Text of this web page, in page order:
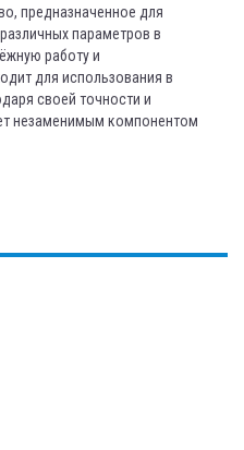
предназначенное для
параметров в
работу и
для использования в
своей точности и
незаменимым компонентом